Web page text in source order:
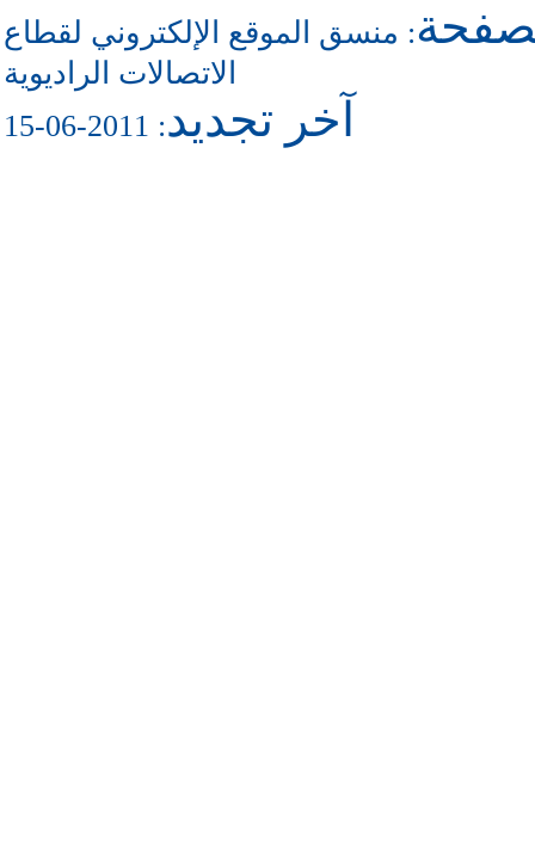
: منسق الموقع الإلكتروني لقطاع
الاتصالات الراديوية
آخر تجديد: 2011-06-15